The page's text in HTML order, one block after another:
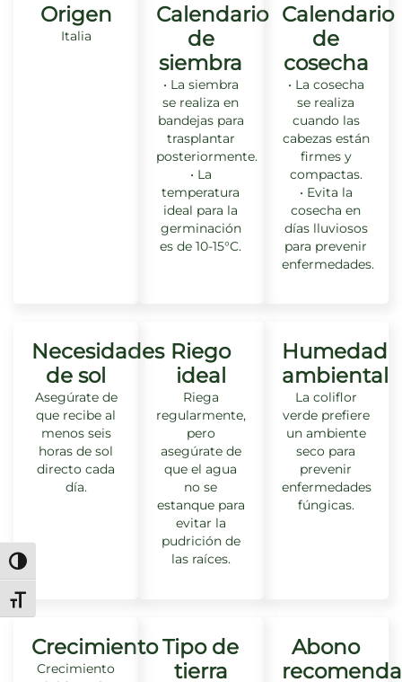
Alternar alto contraste
Alternar tamaño de letra
Origen
Italia
Calendario
de
siembra
• La siembra
se realiza en
bandejas para
trasplantar
posteriormente.
• La
temperatura
ideal para la
germinación
es de 10-15°C.
Calendario
de
cosecha
• La cosecha
se realiza
cuando las
cabezas están
firmes y
compactas.
• Evita la
cosecha en
días lluviosos
para prevenir
enfermedades.
Necesidades
de sol
Asegúrate de
que recibe al
menos seis
horas de sol
directo cada
día.
Riego
ideal
Riega
regularmente,
pero
asegúrate de
que el agua
no se
estanque para
evitar la
pudrición de
las raíces.
Humedad
ambiental
La coliflor
verde prefiere
un ambiente
seco para
prevenir
enfermedades
fúngicas.
Crecimiento
Crecimiento
Tipo de
tierra
Abono